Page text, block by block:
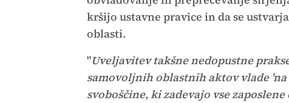
kršijo ustavne pravice in da se
oblasti.
"Uveljavitev takšne nedopustne
samovoljnih oblastnih aktov vlade
svoboščine, ki zadevajo vse